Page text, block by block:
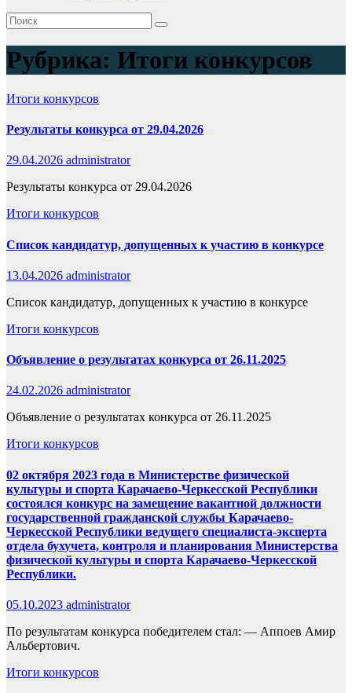
Рубрика: Итоги конкурсов
Итоги конкурсов
Результаты конкурса от 29.04.2026
29.04.2026 administrator
Результаты конкурса от 29.04.2026
Итоги конкурсов
Список кандидатур, допущенных к участию в конкурсе
13.04.2026 administrator
Список кандидатур, допущенных к участию в конкурсе
Итоги конкурсов
Объявление о результатах конкурса от 26.11.2025
24.02.2026 administrator
Объявление о результатах конкурса от 26.11.2025
Итоги конкурсов
02 октября 2023 года в Министерстве физической
культуры и спорта Карачаево-Черкесской Республики
состоялся конкурс на замещение вакантной должности
государственной гражданской службы Карачаево-
Черкесской Республики ведущего специалиста-эксперта
отдела бухучета, контроля и планирования Министерства
физической культуры и спорта Карачаево-Черкесской
Республики.
05.10.2023 administrator
По результатам конкурса победителем стал: — Аппоев Амир
Альбертович.
Итоги конкурсов